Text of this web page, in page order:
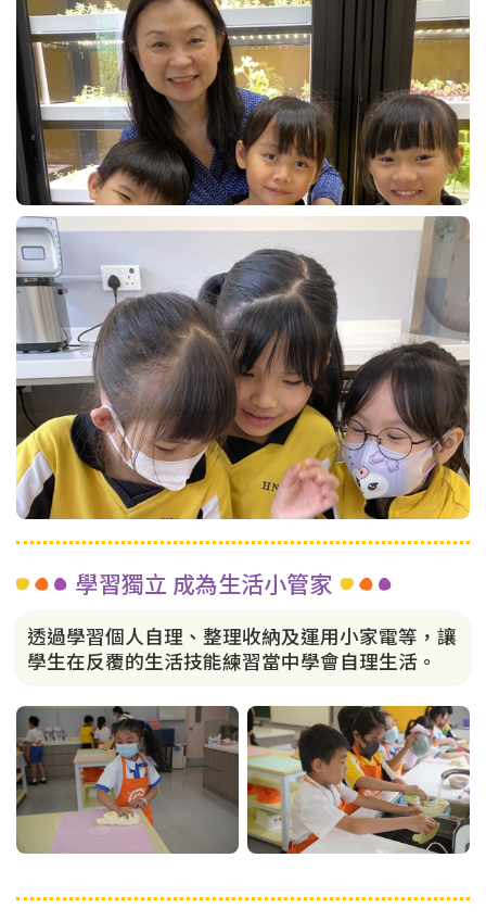
學習獨立 成為生活小管家
透過學習個人自理、整理收納及運用小家電等，讓
學生在反覆的生活技能練習當中學會自理生活。